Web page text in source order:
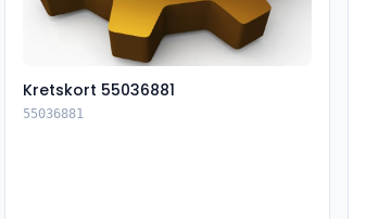
Kretskort 55036881
55036881